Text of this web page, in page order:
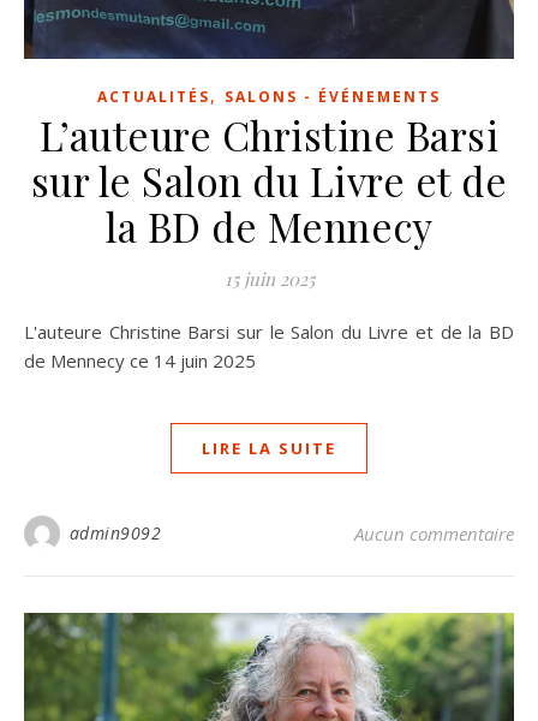
ACTUALITÉS, SALONS - ÉVÉNEMENTS
L’auteure Christine Barsi
sur le Salon du Livre et de
la BD de Mennecy
15 juin 2025
L'auteure Christine Barsi sur le Salon du Livre et de la BD
de Mennecy ce 14 juin 2025
LIRE LA SUITE
admin9092 Aucun commentaire